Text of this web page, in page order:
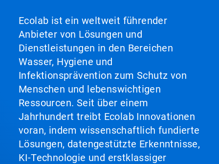
Ecolab ist ein weltweit führender
Anbieter von Lösungen und
Dienstleistungen in den Bereichen
Wasser, Hygiene und
Infektionsprävention zum Schutz von
Menschen und lebenswichtigen
Ressourcen. Seit über einem
Jahrhundert treibt Ecolab Innovationen
voran, indem wissenschaftlich fundierte
Lösungen, datengestützte Erkenntnisse,
KI-Technologie und erstklassiger